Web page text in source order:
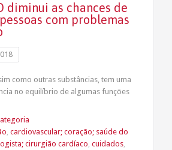
diminui as chances de
com problemas
como outras substâncias, tem uma
no equilíbrio de algumas funções
cardiovascular; coração; saúde do
cirurgião cardíaco cuidados,